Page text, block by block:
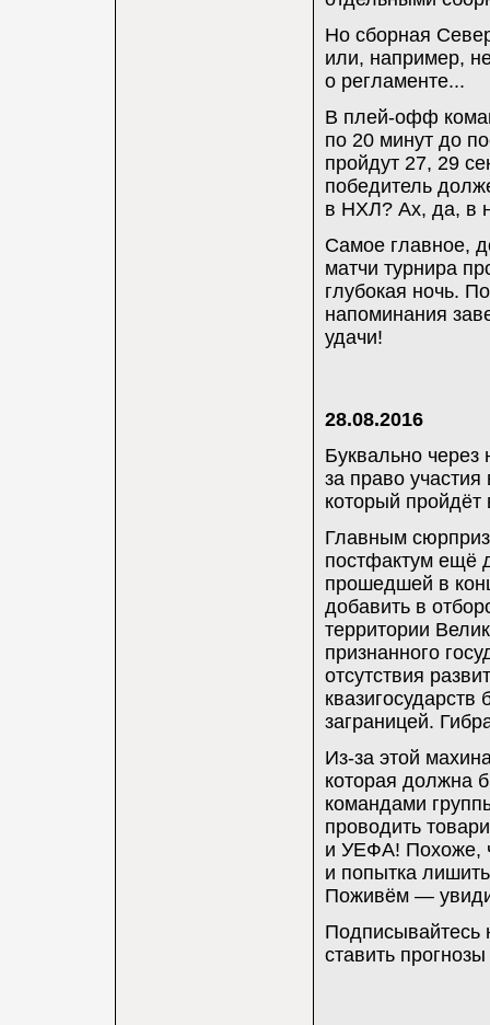
Но сборная
или, например,
о регламенте...
В плей-офф
по 20 минут до
пройдут 27, 29
победитель
в НХЛ? Ах, да, в
Самое главное,
матчи турнира
глубокая ночь.
напоминания
удачи!
28.08.2016
Буквально через
за право
который пройдёт
Главным
постфактум ещё
прошедшей в
добавить в
территории
признанного
отсутствия
заграницей.
Из-за этой
которая должна
командами
проводить
и УЕФА! Похоже,
и попытка
Поживём —
Подписывайтесь
ставить